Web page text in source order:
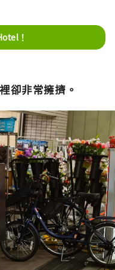
！
卻非常擁擠。